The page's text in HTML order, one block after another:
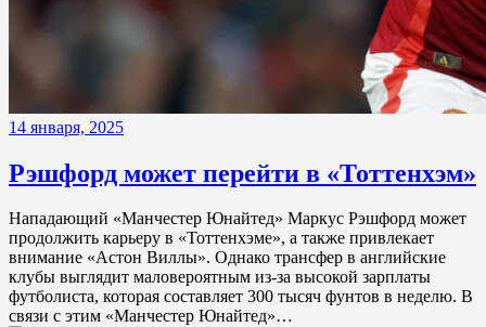
14 января, 2025
Рэшфорд может перейти в «Тоттенхэм»
Нападающий «Манчестер Юнайтед» Маркус Рэшфорд может
продолжить карьеру в «Тоттенхэме», а также привлекает
внимание «Астон Виллы». Однако трансфер в английские
клубы выглядит маловероятным из-за высокой зарплаты
футболиста, которая составляет 300 тысяч фунтов в неделю. В
связи с этим «Манчестер Юнайтед»…